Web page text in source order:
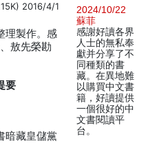
2016/4/1
理製作。感
敖先榮勘
要
暗藏皇儲黨
2024/10/22
蘇菲
感謝好讀各界
人士的無私奉
獻并分享了不
同種類的書
藏。在異地難
以購買中文書
籍，好讀提供
一個很好的中
文書閱讀平
台。